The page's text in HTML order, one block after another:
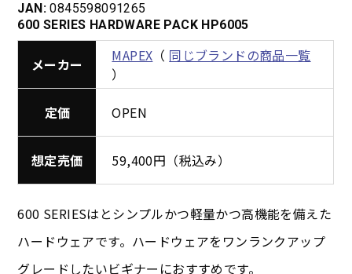
JAN: 0845598091265
600 SERIES HARDWARE PACK HP6005
メーカー MAPEX （ 同じブランドの商品一覧
）
定価 OPEN
想定売価 59,400円（税込み）
600 SERIESはとシンプルかつ軽量かつ高機能を備えた
ハードウェアです。ハードウェアをワンランクアップ
グレードしたいビギナーにおすすめです。